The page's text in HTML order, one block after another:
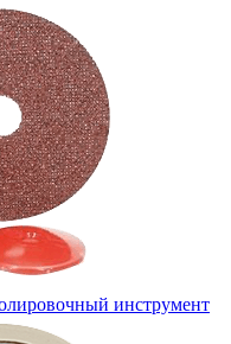
инструмент